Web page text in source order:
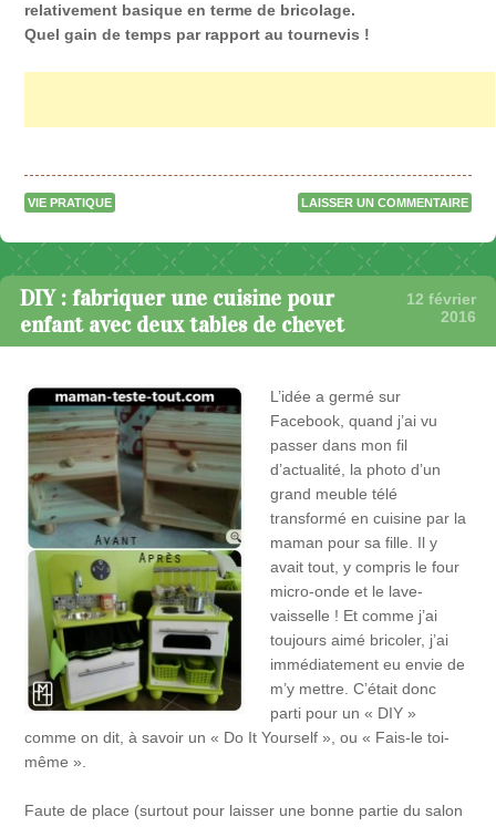
relativement basique en terme de bricolage.
Quel gain de temps par rapport au tournevis !
VIE PRATIQUE LAISSER UN COMMENTAIRE
DIY : fabriquer une cuisine pour
enfant avec deux tables de chevet
12 février
2016
L’idée a germé sur
Facebook, quand j’ai vu
passer dans mon fil
d’actualité, la photo d’un
grand meuble télé
transformé en cuisine par la
maman pour sa fille. Il y
avait tout, y compris le four
micro-onde et le lave-
vaisselle ! Et comme j’ai
toujours aimé bricoler, j’ai
immédiatement eu envie de
m’y mettre. C’était donc
parti pour un « DIY »
comme on dit, à savoir un « Do It Yourself », ou « Fais-le toi-
même ».
Faute de place (surtout pour laisser une bonne partie du salon